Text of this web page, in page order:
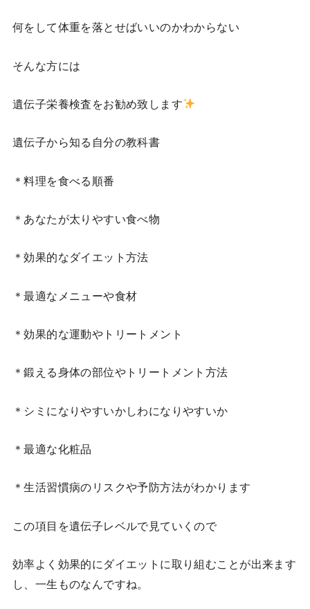
何をして体重を落とせばいいのかわからない
そんな方には
遺伝子栄養検査をお勧め致します
遺伝子から知る自分の教科書
＊料理を食べる順番
＊あなたが太りやすい食べ物
＊効果的なダイエット方法
＊最適なメニューや食材
＊効果的な運動やトリートメント
＊鍛える身体の部位やトリートメント方法
＊シミになりやすいかしわになりやすいか
＊最適な化粧品
＊生活習慣病のリスクや予防方法がわかります
この項目を遺伝子レベルで見ていくので
効率よく効果的にダイエットに取り組むことが出来ます
し、一生ものなんですね。